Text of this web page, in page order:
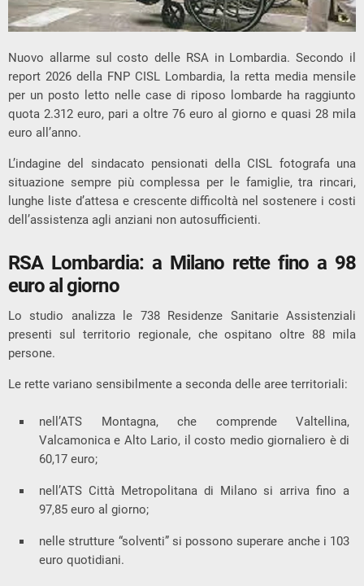
Nuovo allarme sul costo delle RSA in Lombardia. Secondo il
report 2026 della FNP CISL Lombardia, la retta media mensile
per un posto letto nelle case di riposo lombarde ha raggiunto
quota 2.312 euro, pari a oltre 76 euro al giorno e quasi 28 mila
euro all’anno.
L’indagine del sindacato pensionati della CISL fotografa una
situazione sempre più complessa per le famiglie, tra rincari,
lunghe liste d’attesa e crescente difficoltà nel sostenere i costi
dell’assistenza agli anziani non autosufficienti.
RSA Lombardia: a Milano rette fino a 98
euro al giorno
Lo studio analizza le 738 Residenze Sanitarie Assistenziali
presenti sul territorio regionale, che ospitano oltre 88 mila
persone.
Le rette variano sensibilmente a seconda delle aree territoriali:
nell’ATS Montagna, che comprende Valtellina,
Valcamonica e Alto Lario, il costo medio giornaliero è di
60,17 euro;
nell’ATS Città Metropolitana di Milano si arriva fino a
97,85 euro al giorno;
nelle strutture “solventi” si possono superare anche i 103
euro quotidiani.